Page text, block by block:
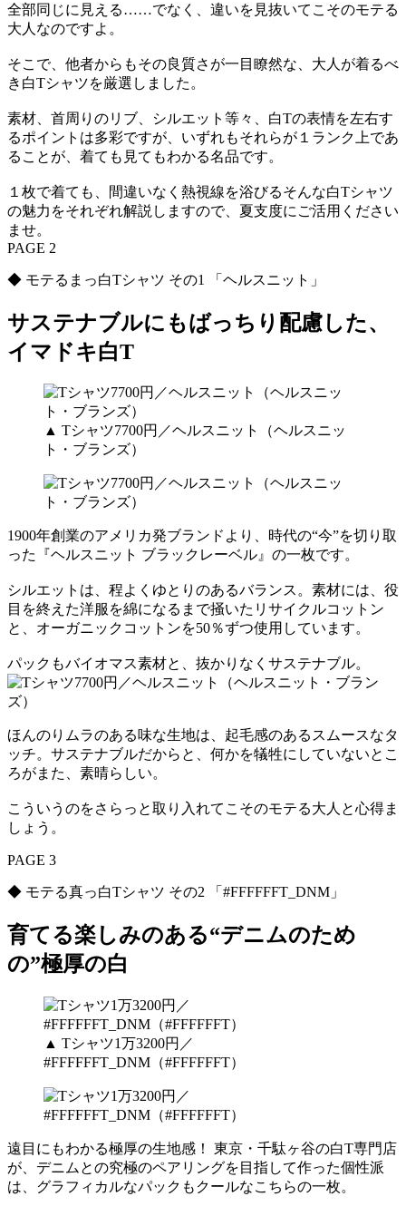
全部同じに見える……でなく、違いを見抜いてこそのモテる
大人なのですよ。
そこで、他者からもその良質さが一目瞭然な、大人が着るべ
き白Tシャツを厳選しました。
素材、首周りのリブ、シルエット等々、白Tの表情を左右す
るポイントは多彩ですが、いずれもそれらが１ランク上であ
ることが、着ても見てもわかる名品です。
１枚で着ても、間違いなく熱視線を浴びるそんな白Tシャツ
の魅力をそれぞれ解説しますので、夏支度にご活用ください
ませ。
PAGE 2
◆ モテるまっ白Tシャツ その1 「ヘルスニット」
サステナブルにもばっちり配慮した、
イマドキ白T
▲ Tシャツ7700円／ヘルスニット（ヘルスニッ
ト・ブランズ）
1900年創業のアメリカ発ブランドより、時代の“今”を切り取
った『ヘルスニット ブラックレーベル』の一枚です。
シルエットは、程よくゆとりのあるバランス。素材には、役
目を終えた洋服を綿になるまで掻いたリサイクルコットン
と、オーガニックコットンを50％ずつ使用しています。
パックもバイオマス素材と、抜かりなくサステナブル。
ほんのりムラのある味な生地は、起毛感のあるスムースなタ
ッチ。サステナブルだからと、何かを犠牲にしていないとこ
ろがまた、素晴らしい。
こういうのをさらっと取り入れてこそのモテる大人と心得ま
しょう。
PAGE 3
◆ モテる真っ白Tシャツ その2 「#FFFFFFT_DNM」
育てる楽しみのある“デニムのため
の”極厚の白
▲ Tシャツ1万3200円／
#FFFFFFT_DNM（#FFFFFFT）
遠目にもわかる極厚の生地感！ 東京・千駄ヶ谷の白T専門店
が、デニムとの究極のペアリングを目指して作った個性派
は、グラフィカルなパックもクールなこちらの一枚。